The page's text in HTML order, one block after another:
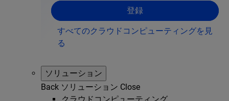
登録
すべてのクラウドコンピューティングを見
る
ソリューション
Back ソリューション Close